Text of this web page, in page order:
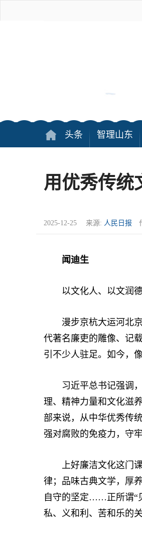
头条 智理山东
用优秀传统
2025-12-25 来源: 人民日报
闻迪生
以文化人、以文润德
漫步京杭大运河北京
代著名廉吏的雕像、记
引不少人驻足。如今，
习近平总书记强调，“
理、精神力量和文化滋
部来说，从中华优秀传
强对腐败的免疫力，守
上好廉洁文化这门课
律；品味古典文学，厚
自守的坚定……正所谓“
私、义和利、苦和乐的